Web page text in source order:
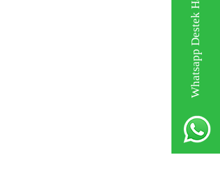
Whatsapp Destek Hattı